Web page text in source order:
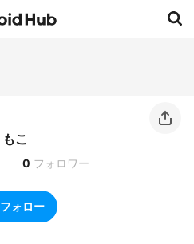
もこ
0 フォロワー
フォロー